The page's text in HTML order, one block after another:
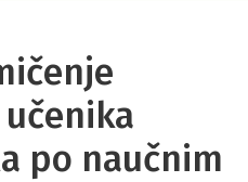
po naučnim